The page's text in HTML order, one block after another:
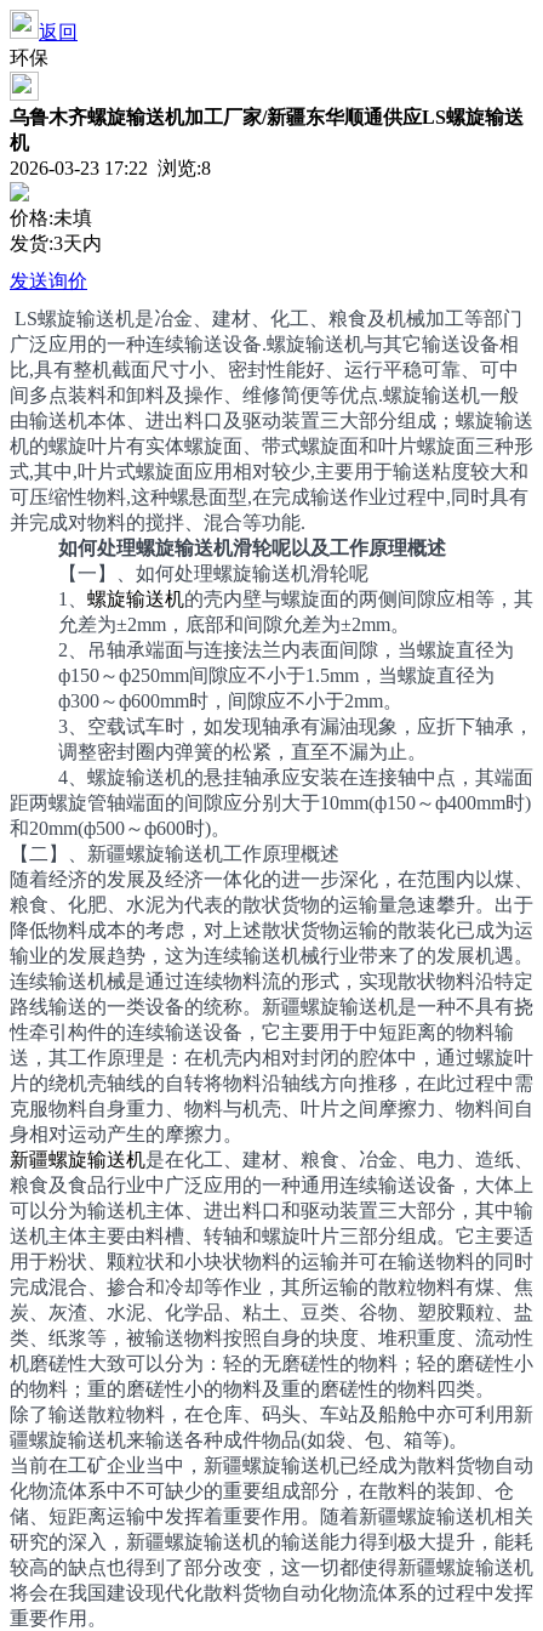
返回
环保
乌鲁木齐螺旋输送机加工厂家/新疆东华顺通供应LS螺旋输送
机
2026-03-23 17:22 浏览:8
价格:未填
发货:3天内
发送询价
LS螺旋输送机是冶金、建材、化工、粮食及机械加工等部门
广泛应用的一种连续输送设备.螺旋输送机与其它输送设备相
比,具有整机截面尺寸小、密封性能好、运行平稳可靠、可中
间多点装料和卸料及操作、维修简便等优点.螺旋输送机一般
由输送机本体、进出料口及驱动装置三大部分组成；螺旋输送
机的螺旋叶片有实体螺旋面、带式螺旋面和叶片螺旋面三种形
式,其中,叶片式螺旋面应用相对较少,主要用于输送粘度较大和
可压缩性物料,这种螺悬面型,在完成输送作业过程中,同时具有
并完成对物料的搅拌、混合等功能.
如何处理螺旋输送机滑轮呢以及工作原理概述
【一】、如何处理螺旋输送机滑轮呢
1、 螺旋输送机的壳内壁与螺旋面的两侧间隙应相等，其
允差为±2mm，底部和间隙允差为±2mm。
2、吊轴承端面与连接法兰内表面间隙，当螺旋直径为
ф150～ф250mm间隙应不小于1.5mm，当螺旋直径为
ф300～ф600mm时，间隙应不小于2mm。
3、空载试车时，如发现轴承有漏油现象，应折下轴承，
调整密封圈内弹簧的松紧，直至不漏为止。
4、螺旋输送机的悬挂轴承应安装在连接轴中点，其端面
距两螺旋管轴端面的间隙应分别大于10mm(ф150～ф400mm时)
和20mm(ф500～ф600时)。
【二】、新疆螺旋输送机工作原理概述
随着经济的发展及经济一体化的进一步深化，在范围内以煤、
粮食、化肥、水泥为代表的散状货物的运输量急速攀升。出于
降低物料成本的考虑，对上述散状货物运输的散装化已成为运
输业的发展趋势，这为连续输送机械行业带来了的发展机遇。
连续输送机械是通过连续物料流的形式，实现散状物料沿特定
路线输送的一类设备的统称。新疆螺旋输送机是一种不具有挠
性牵引构件的连续输送设备，它主要用于中短距离的物料输
送，其工作原理是：在机壳内相对封闭的腔体中，通过螺旋叶
片的绕机壳轴线的自转将物料沿轴线方向推移，在此过程中需
克服物料自身重力、物料与机壳、叶片之间摩擦力、物料间自
身相对运动产生的摩擦力。
新疆螺旋输送机是在化工、建材、粮食、冶金、电力、造纸、
粮食及食品行业中广泛应用的一种通用连续输送设备，大体上
可以分为输送机主体、进出料口和驱动装置三大部分，其中输
送机主体主要由料槽、转轴和螺旋叶片三部分组成。它主要适
用于粉状、颗粒状和小块状物料的运输并可在输送物料的同时
完成混合、掺合和冷却等作业，其所运输的散粒物料有煤、焦
炭、灰渣、水泥、化学品、粘土、豆类、谷物、塑胶颗粒、盐
类、纸浆等，被输送物料按照自身的块度、堆积重度、流动性
机磨磋性大致可以分为：轻的无磨磋性的物料；轻的磨磋性小
的物料；重的磨磋性小的物料及重的磨磋性的物料四类。
除了输送散粒物料，在仓库、码头、车站及船舱中亦可利用新
疆螺旋输送机来输送各种成件物品(如袋、包、箱等)。
当前在工矿企业当中，新疆螺旋输送机已经成为散料货物自动
化物流体系中不可缺少的重要组成部分，在散料的装卸、仓
储、短距离运输中发挥着重要作用。随着新疆螺旋输送机相关
研究的深入，新疆螺旋输送机的输送能力得到极大提升，能耗
较高的缺点也得到了部分改变，这一切都使得新疆螺旋输送机
将会在我国建设现代化散料货物自动化物流体系的过程中发挥
重要作用。